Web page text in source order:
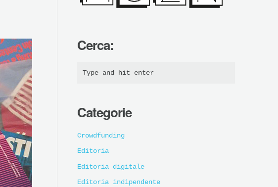
Cerca:
Categorie
Crowdfunding
Editoria
Editoria digitale
Editoria indipendente